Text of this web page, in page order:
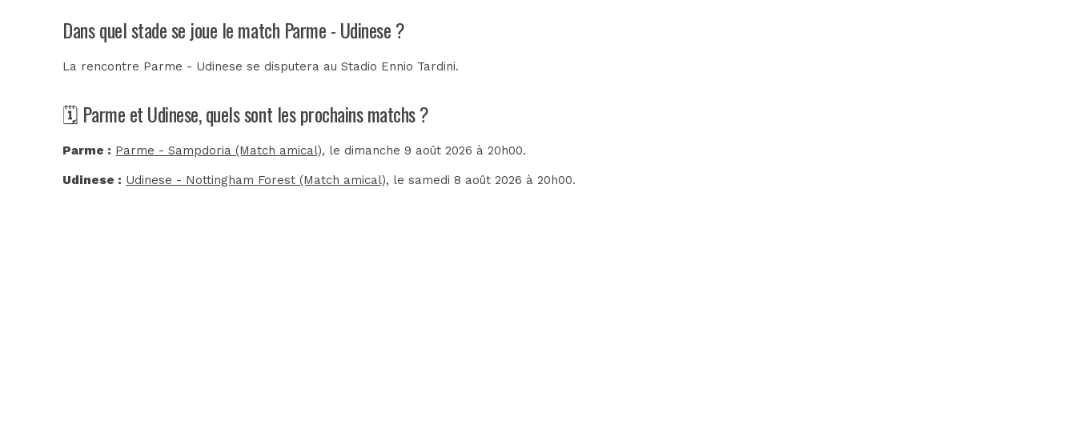
Dans quel stade se joue le match Parme - Udinese ?
La rencontre Parme - Udinese se disputera auStadio Ennio Tardini.
🗓️ Parme et Udinese, quels sont les prochains matchs ?
Parme : Parme - Sampdoria (Match amical), le dimanche 9 août 2026 à 20h00.
Udinese : Udinese - Nottingham Forest (Match amical), le samedi 8 août 2026 à 20h00.